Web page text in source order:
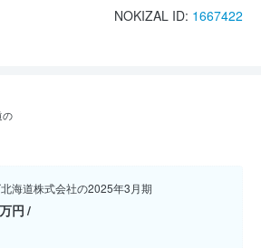
NOKIZAL ID: 1667422
の
海道株式会社の2025年3月期
円